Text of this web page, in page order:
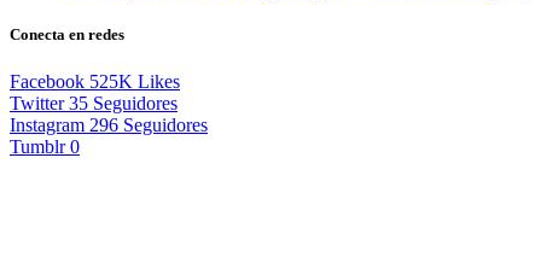
Conecta en redes
Facebook 525K Likes
Twitter 35 Seguidores
Instagram 296 Seguidores
Tumblr 0